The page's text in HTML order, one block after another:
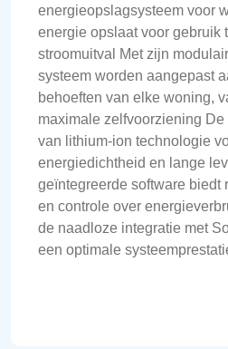
energieopslagsysteem voor
energie opslaat voor gebruik
stroomuitval Met zijn
systeem worden aangepast
behoeften van elke woning,
maximale zelfvoorziening
van lithium-ion technologie
energiedichtheid en lange
geïntegreerde software biedt
en controle over
de naadloze integratie met
een optimale